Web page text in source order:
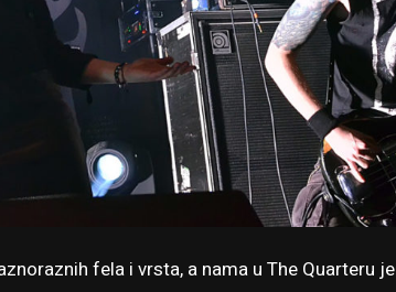
fela i vrsta, a nama u The Quarteru je